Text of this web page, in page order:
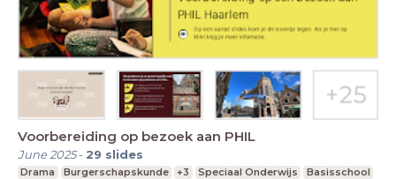
Voorbereiding op bezoek aan PHIL
June 2025- 29 slides
Drama Burgerschapskunde +3 Speciaal Onderwijs
Basisschool